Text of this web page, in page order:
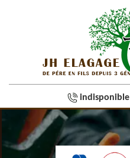
indisponible